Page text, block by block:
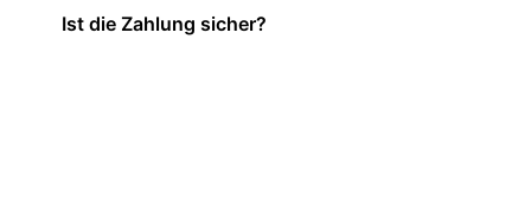
Ist die Zahlung sicher?